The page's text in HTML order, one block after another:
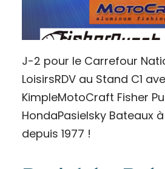
J-2 pour le Carrefour
LoisirsRDV au Stand C1
KimpleMotoCraft Fisher
HondaPasielsky Bateaux
depuis 1977 !